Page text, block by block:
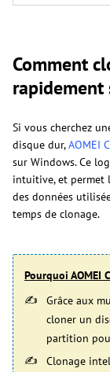
Comment
rapidement
Si vous cherchez
disque dur,AOMEI
sur Windows. Ce
intuitive, et permet
des données
temps de clonage.
Pourquoi AOMEI
Grâce aux
cloner un
partition
Clonage